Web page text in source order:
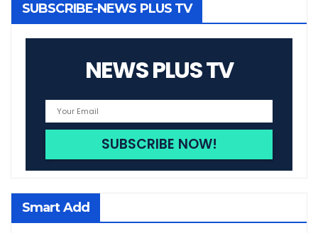
SUBSCRIBE-NEWS PLUS TV
NEWS PLUS TV
Smart Add